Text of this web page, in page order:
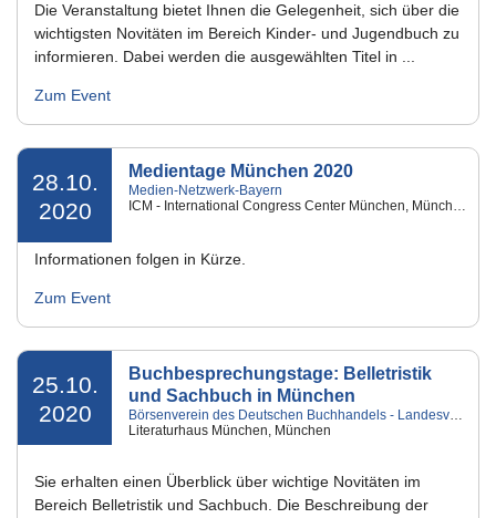
Die Veranstaltung bietet Ihnen die Gelegenheit, sich über die
wichtigsten Novitäten im Bereich Kinder- und Jugendbuch zu
informieren. Dabei werden die ausgewählten Titel in ...
Zum Event
28.10.
2020
Medientage München 2020
Medien-Netzwerk-Bayern
ICM - International Congress Center München, München
Informationen folgen in Kürze.
Zum Event
25.10.
2020
Buchbesprechungstage: Belletristik
und Sachbuch in München
Börsenverein des Deutschen Buchhandels - Landesverband Bayern e.V.
Literaturhaus München, München
Sie erhalten einen Überblick über wichtige Novitäten im
Bereich Belletristik und Sachbuch. Die Beschreibung der